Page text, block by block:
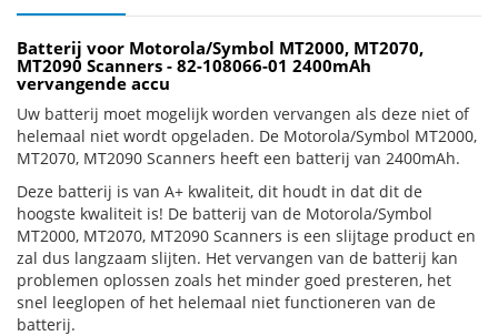
Batterij voor Motorola/Symbol MT2000, MT2070,
MT2090 Scanners - 82-108066-01 2400mAh
vervangende accu
Uw batterij moet mogelijk worden vervangen als deze niet of
helemaal niet wordt opgeladen. De Motorola/Symbol MT2000,
MT2070, MT2090 Scanners heeft een batterij van 2400mAh.
Deze batterij is van A+ kwaliteit, dit houdt in dat dit de
hoogste kwaliteit is! De batterij van de Motorola/Symbol
MT2000, MT2070, MT2090 Scanners is een slijtage product en
zal dus langzaam slijten. Het vervangen van de batterij kan
problemen oplossen zoals het minder goed presteren, het
snel leeglopen of het helemaal niet functioneren van de
batterij.